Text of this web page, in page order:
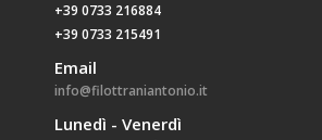
+39 0733 216884
+39 0733 215491
Email
info@filottraniantonio.it
Lunedì - Venerdì